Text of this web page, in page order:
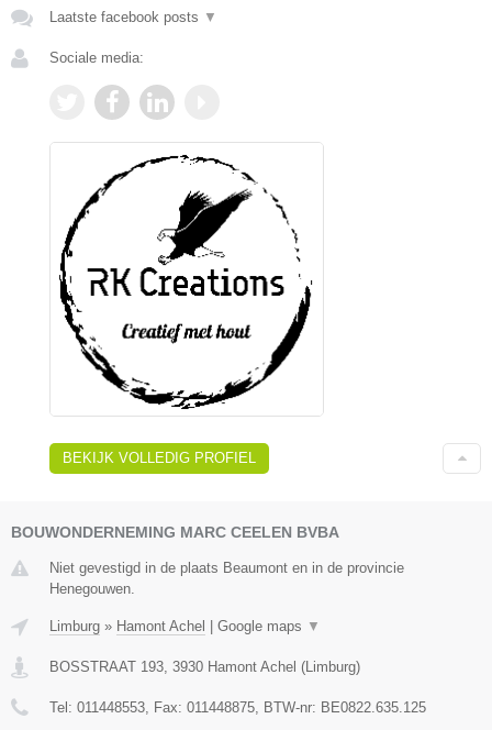
Laatste facebook posts ▼
Sociale media:
BEKIJK VOLLEDIG PROFIEL
BOUWONDERNEMING MARC CEELEN BVBA
Niet gevestigd in de plaats Beaumont en in de provincie
Henegouwen.
Limburg » Hamont Achel Google maps ▼
BOSSTRAAT 193, 3930 Hamont Achel (Limburg)
Tel: 011448553, Fax: 011448875, BTW-nr: BE0822.635.125